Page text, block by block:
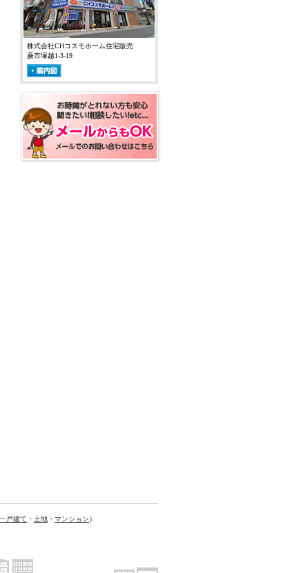
株式会社CHコスモホーム住宅販売
蕨市塚越1-3-19
一戸建て ・ 土地 ・ マンション）